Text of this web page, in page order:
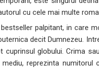
cu cele mai multe
bestseller palpitant, in care
decit Dumnezeu.
globului. Crima
reprezinta numitorul